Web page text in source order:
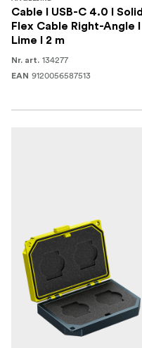
Cable I USB-C 4.0 I Solid
Flex Cable Right-Angle I
Lime I 2 m
Nr. art. 134277
EAN 9120056587513